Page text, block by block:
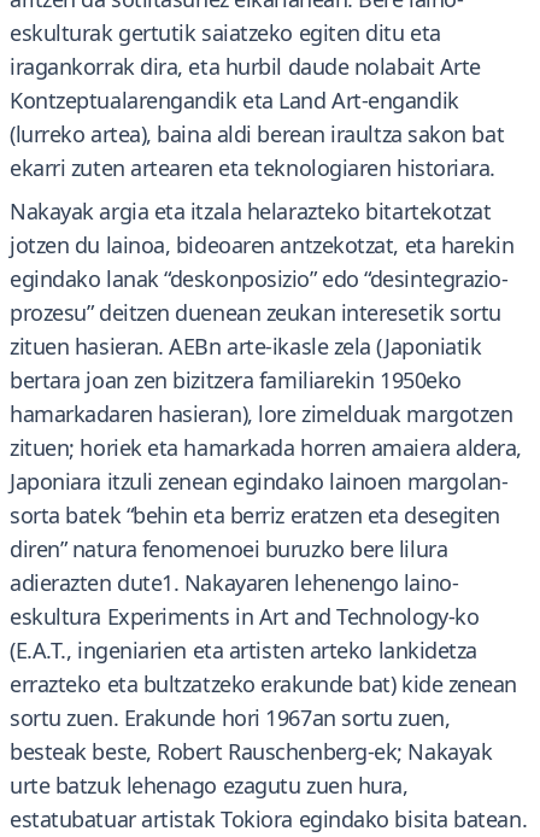
eskulturak gertutik saiatzeko egiten ditu eta
iragankorrak dira, eta hurbil daude nolabait Arte
Kontzeptualarengandik eta Land Art-engandik
(lurreko artea), baina aldi berean iraultza sakon bat
ekarri zuten artearen eta teknologiaren historiara.
Nakayak argia eta itzala helarazteko bitartekotzat
jotzen du lainoa, bideoaren antzekotzat, eta harekin
egindako lanak “deskonposizio” edo “desintegrazio-
prozesu” deitzen duenean zeukan interesetik sortu
zituen hasieran. AEBn arte-ikasle zela (Japoniatik
bertara joan zen bizitzera familiarekin 1950eko
hamarkadaren hasieran), lore zimelduak margotzen
zituen; horiek eta hamarkada horren amaiera aldera,
Japoniara itzuli zenean egindako lainoen margolan-
sorta batek “behin eta berriz eratzen eta desegiten
diren” natura fenomenoei buruzko bere lilura
adierazten dute1. Nakayaren lehenengo laino-
eskultura Experiments in Art and Technology-ko
(E.A.T., ingeniarien eta artisten arteko lankidetza
errazteko eta bultzatzeko erakunde bat) kide zenean
sortu zuen. Erakunde hori 1967an sortu zuen,
besteak beste, Robert Rauschenberg-ek; Nakayak
urte batzuk lehenago ezagutu zuen hura,
estatubatuar artistak Tokiora egindako bisita batean.